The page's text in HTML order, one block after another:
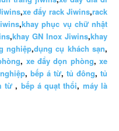
,xe đẩy rack Jiwins,rack
,khay phục vụ chữ nhật
,khay GN Inox Jiwins,khay
nghiệp,dụng cụ khách sạn,
, xe đẩy dọn phòng,xe
,bếp á từ,tủ đông,tủ
từ , bếp á quạt thổi, máy là